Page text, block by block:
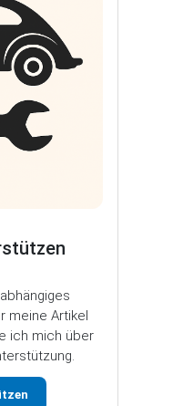
meine Artikel
ich mich über